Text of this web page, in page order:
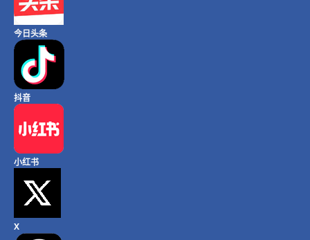
今日头条
抖音
小红书
X